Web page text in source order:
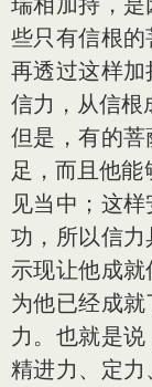
些只有信根的
再透过这样
信力，从信根
但是，有的
足，而且他
见当中；这
功，所以信
示现让他成
为他已经成
力。也就是说
精进力、定